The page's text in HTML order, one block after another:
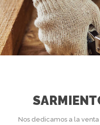
Nos dedicamos a la